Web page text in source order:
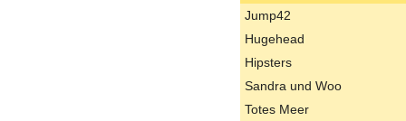
Jump42
Hugehead
Hipsters
Sandra und Woo
Totes Meer